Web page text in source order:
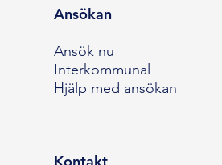
Ansökan
Ansök nu
Interkommunal
Hjälp med ansökan
Kontakt